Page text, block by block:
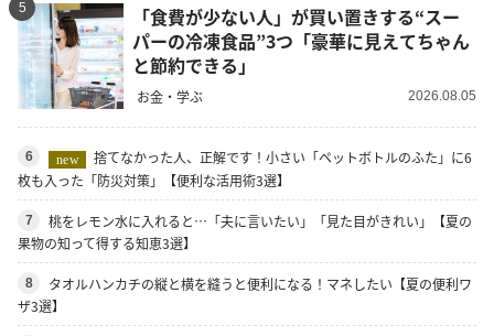
5
「食費が少ない人」が買い置きする“スー
パーの冷凍食品”3つ「豪華に見えてちゃん
と節約できる」
お金・学ぶ 2026.08.05
6 new
捨てなかった人、正解です！小さい「ペットボトルのふた」に6
枚も入った「防災対策」【便利な活用術3選】
7
桃をレモン水に入れると…「夫に言いたい」「見た目がきれい」【夏の
果物の知って得する知恵3選】
8
タオルハンカチの縦と横を縫うと便利になる！マネしたい【夏の便利ワ
ザ3選】